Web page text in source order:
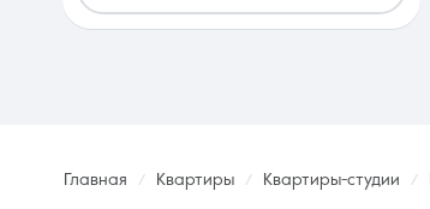
Главная Квартиры Квартиры-студии